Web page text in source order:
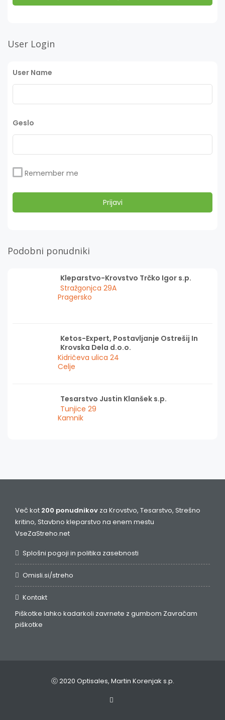
User Login
User Name
Geslo
Remember me
Podobni ponudniki
Kleparstvo-Krovstvo Trčko Igor s.p.
Stražgonjca 29A
Pragersko
Ketos-Expert, Postavljanje Ostrešij In
Krovska Dela d.o.o.
Kidričeva ulica 24
Celje
Tesarstvo Justin Klanšek s.p.
Tunjice 29
Kamnik
Več kot 200 ponudnikov za Krovstvo, Tesarstvo, Strešno
kritino, Stavbno kleparstvo na enem mestu
VseZaStreho.net
Splošni pogoji in politika zasebnosti
Omisli.si/streho
Kontakt
Piškotke lahko kadarkoli zavrnete z gumbom Zavračam
piškotke
ⓒ 2020 Optisales, Martin Korenjak s.p.